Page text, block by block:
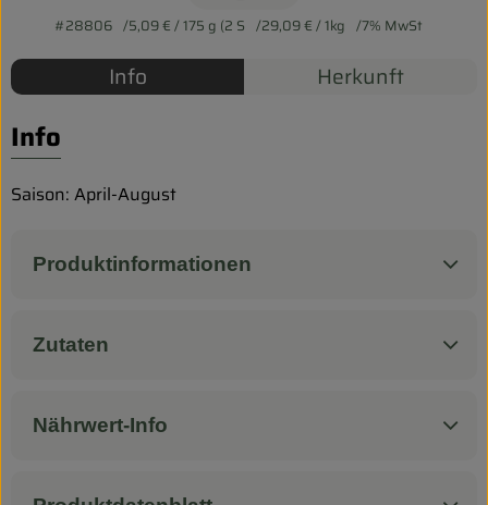
Firmenkunden
#28806 5,09 €/ 175 g (2 S 29,09 €/ 1kg 7% MwSt
Info Herkunft
Info
Saison: April-August
Produktinformationen
Zutaten
Nährwert-Info